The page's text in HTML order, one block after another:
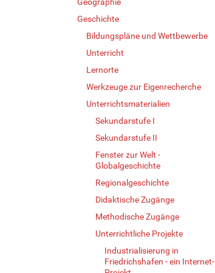
Geschichte
Bildungspläne und Wettbewerbe
Unterricht
Lernorte
Werkzeuge zur Eigenrecherche
Unterrichtsmaterialien
Sekundarstufe I
Sekundarstufe II
Fenster zur Welt -
Globalgeschichte
Regionalgeschichte
Didaktische Zugänge
Methodische Zugänge
Unterrichtliche Projekte
Industrialisierung in
Friedrichshafen - ein Internet-